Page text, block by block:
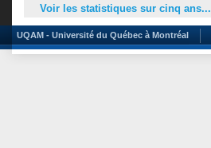
Voir les statistiques sur cinq ans...
UQAM - Université du Québec à Montréal